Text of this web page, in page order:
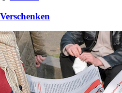
Verschenken